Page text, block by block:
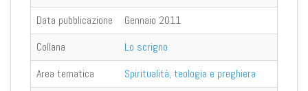
Data pubblicazione
Gennaio 2011
Collana
Lo scrigno
Area tematica
Spiritualità, teologia e preghiera